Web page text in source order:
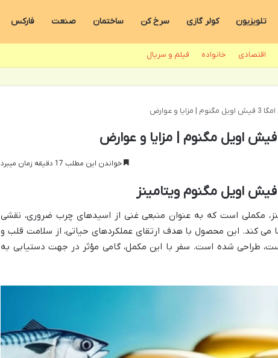
تلویزیون کولر گازی سرخ کن ساختمان صنعت فارکس
اقتصادی خانواده فیلم و سریال
و عوارض
خواندن این مطلب 17 دقیقه زمان میبرد
ویتامینز، مکملی است که به عنوان منبعی غنی از اسیدهای چرب ضروری، نقشی
می کند. این محصول با هدف ارتقای عملکردهای حیاتی، از سلامت قلب و
طراحی شده است. سفر با این مکمل، گامی مؤثر در جهت دستیابی به